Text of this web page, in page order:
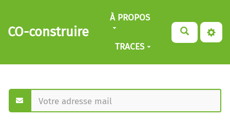
Aller au contenu principal
CO-construire
À PROPOS
TRACES